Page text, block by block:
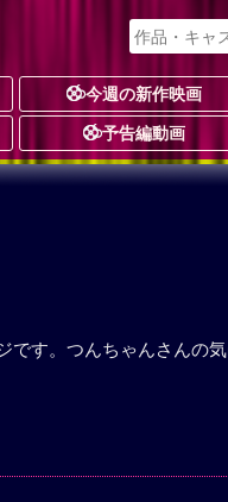
今週の新作映画
予告編動画
です。つんちゃんさんの